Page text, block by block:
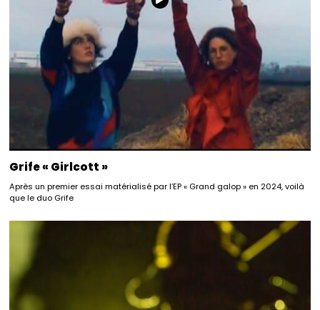
Grife « Girlcott »
Après un premier essai matérialisé par l’EP « Grand galop » en 2024, voilà
que le duo Grife